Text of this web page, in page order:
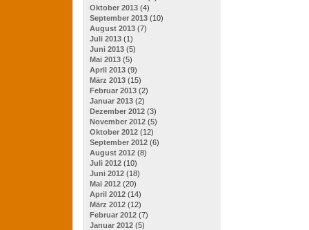
Oktober 2013 (4)
September 2013 (10)
August 2013 (7)
Juli 2013 (1)
Juni 2013 (5)
Mai 2013 (5)
April 2013 (9)
März 2013 (15)
Februar 2013 (2)
Januar 2013 (2)
Dezember 2012 (3)
November 2012 (5)
Oktober 2012 (12)
September 2012 (6)
August 2012 (8)
Juli 2012 (10)
Juni 2012 (18)
Mai 2012 (20)
April 2012 (14)
März 2012 (12)
Februar 2012 (7)
Januar 2012 (5)